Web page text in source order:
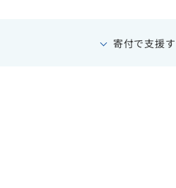
寄付で支援